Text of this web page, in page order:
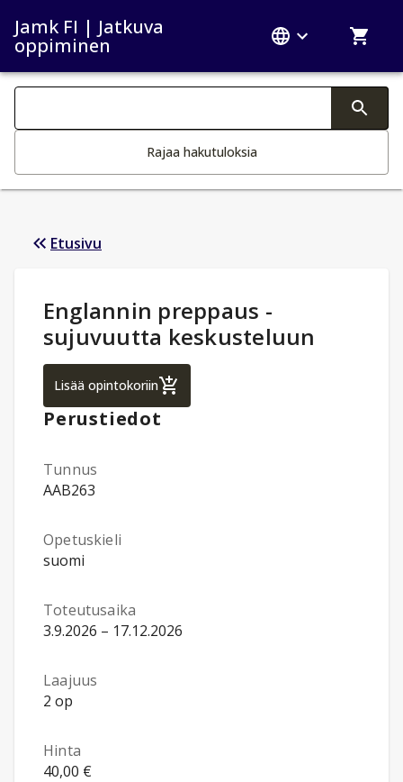
Jamk FI | Jatkuva
oppiminen
Haku kategoriat
Rajaa hakutuloksia
Etusivu
Opintotiedot:
Englannin preppaus -
sujuvuutta keskusteluun
Lisää opintokoriinEnglannin preppaus - sujuvuutta
Perustiedot
Tunnus
AAB263
Opetuskieli
suomi
Toteutusaika
3.9.2026 – 17.12.2026
Laajuus
2 op
Hinta
40,00 €